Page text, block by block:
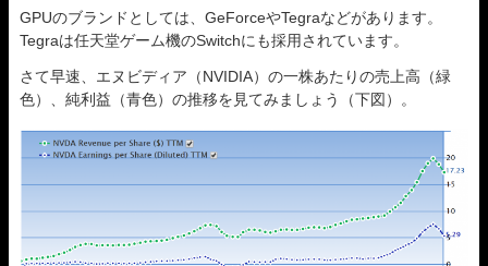
GPUのブランドとしては、GeForceやTegraなどがあります。
Tegraは任天堂ゲーム機のSwitchにも採用されています。
さて早速、エヌビディア（NVIDIA）の一株あたりの売上高（緑
色）、純利益（青色）の推移を見てみましょう（下図）。